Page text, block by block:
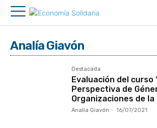
Analía Giavón
Destacada
Evaluación del curso
Perspectiva de
Organizaciones de la
Analía Giavón - 16/07/2021